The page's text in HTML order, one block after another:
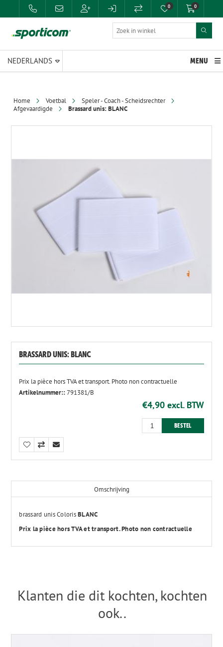
0 0
MENU
Home Voetbal
Speler - Coach - Scheidsrechter
Afgevaardigde
Brassard unis: BLANC
BRASSARD UNIS: BLANC
Prix la pièce hors TVA et transport. Photo non contractuelle
Artikelnummer:: 791381/B
€4,90 excl. BTW
Omschrijving
brassard unis ColorisBLANC
Prix la pièce hors TVA et transport. Photo non contractuelle
Klanten die dit kochten, kochten
ook..